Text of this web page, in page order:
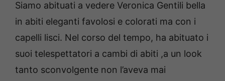
Siamo abituati a vedere Veronica Gentili bella
in abiti eleganti favolosi e colorati ma con i
capelli lisci. Nel corso del tempo, ha abituato i
suoi telespettatori a cambi di abiti ,a un look
tanto sconvolgente non l’aveva mai